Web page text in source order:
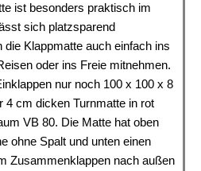
ist besonders praktisch im
sich platzsparend
die Klappmatte auch einfach ins
oder ins Freie mitnehmen.
nur noch 100 x 100 x 8
4 cm dicken Turnmatte in rot
VB 80. Die Matte hat oben
ohne Spalt und unten einen
Zusammenklappen nach außen